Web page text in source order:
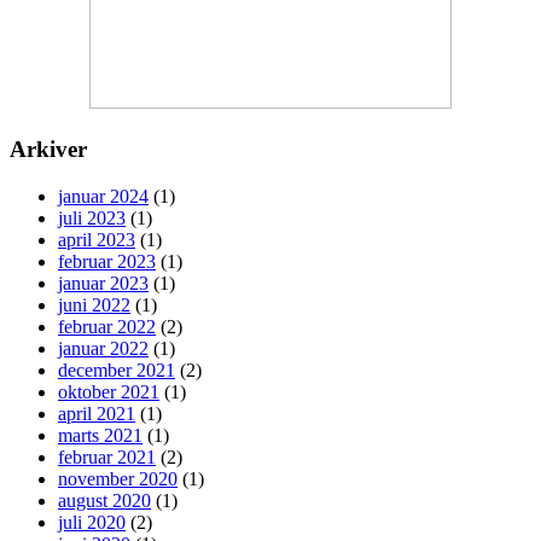
Arkiver
januar 2024 (1)
juli 2023 (1)
april 2023 (1)
februar 2023 (1)
januar 2023 (1)
juni 2022 (1)
februar 2022 (2)
januar 2022 (1)
december 2021 (2)
oktober 2021 (1)
april 2021 (1)
marts 2021 (1)
februar 2021 (2)
november 2020 (1)
august 2020 (1)
juli 2020 (2)